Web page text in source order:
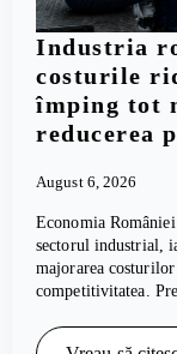
Industria
costurile
împing tot
reducerea
August 6, 2026
Economia
sectorul industrial,
majorarea costurilor
competitivitatea.